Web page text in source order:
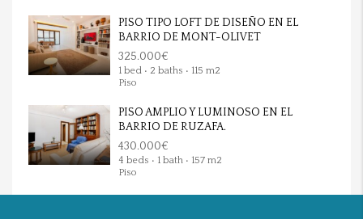
PISO TIPO LOFT DE DISEÑO EN EL
BARRIO DE MONT-OLIVET
325.000€
1 bed • 2 baths • 115 m2
Piso
PISO AMPLIO Y LUMINOSO EN EL
BARRIO DE RUZAFA.
430.000€
4 beds • 1 bath • 157 m2
Piso